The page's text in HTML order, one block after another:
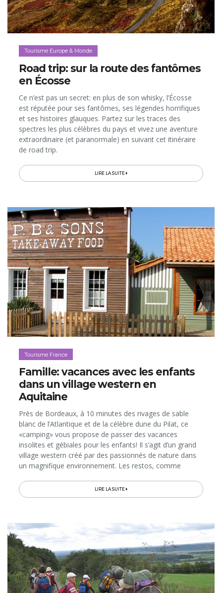
Tourisme Europe & Monde
Road trip: sur la route des fantômes
en Écosse
Ce n’est pas un secret: en plus de son whisky, l’Écosse
est réputée pour ses fantômes, ses légendes horrifiques
et ses histoires glauques. Partez sur les traces des
spectres les plus célèbres du pays et vivez une aventure
extraordinaire (et paranormale) en suivant cet itinéraire
de road trip.
LIRE LA SUITE
Tourisme France
Famille: vacances avec les enfants
dans un village western en
Aquitaine
Près de Bordeaux, à 10 minutes des rivages de sable
blanc de l’Atlantique et de la célèbre dune du Pilat, ce
«camping» vous propose de passer des vacances
insolites et gébiales pour les enfants! Il s’agit d’un grand
village western créé par des passionnés de nature dans
un magnifique environnement. Les restos, comme
de village western, comme dans les films…
LIRE LA SUITE